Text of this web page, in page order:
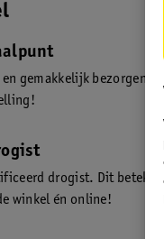
gemakkelijk bezorgen
drogist. Dit
winkel én online!